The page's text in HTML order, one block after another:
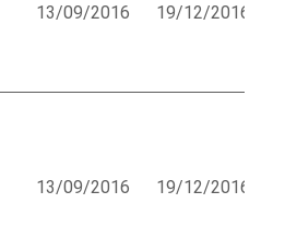
13/09/2016 19/12/2016
13/09/2016 19/12/2016